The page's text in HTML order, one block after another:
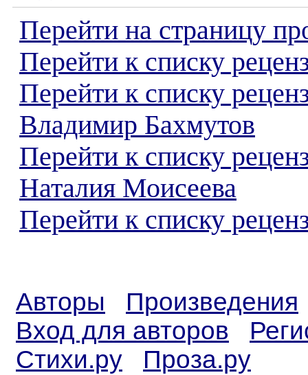
Перейти на страницу
Перейти к списку
Перейти к списку
Владимир Бахмутов
Перейти к списку
Наталия Моисеева
Перейти к списку
Авторы
Произведения
Вход для авторов
Стихи.ру
Проза.ру